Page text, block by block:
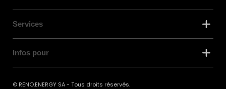
Services
Infos pour
© RENO.ENERGY SA - Tous droits réservés.